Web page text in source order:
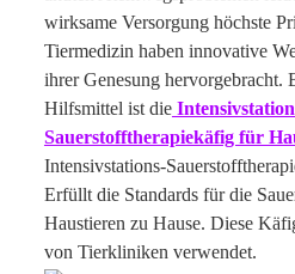
wirksame Versorgung höchste
Tiermedizin haben innovative
ihrer Genesung hervorgebracht.
Hilfsmittel ist die
Sauerstofftherapiekäfig für
Intensivstations-
Erfüllt die Standards für die
Haustieren zu Hause. Diese
von Tierkliniken verwendet.